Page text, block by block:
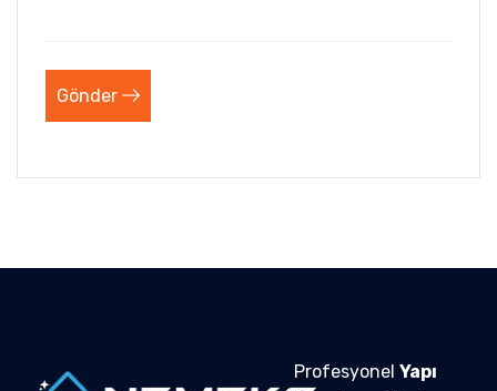
Gönder
Profesyonel Yapı